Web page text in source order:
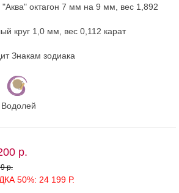
"Аква" октагон 7 мм на 9 мм, вес 1,892
круг 1,0 мм, вес 0,112 карат
Знакам зодиака
Водолей
р.
р.
50%: 24 199 Р.